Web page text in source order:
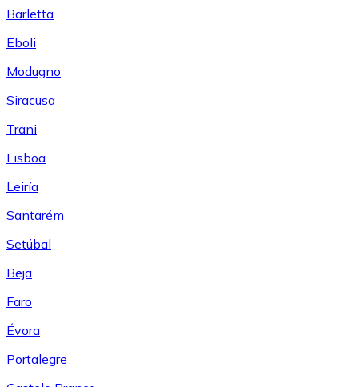
Barletta
Eboli
Modugno
Siracusa
Trani
Lisboa
Leiría
Santarém
Setúbal
Beja
Faro
Évora
Portalegre